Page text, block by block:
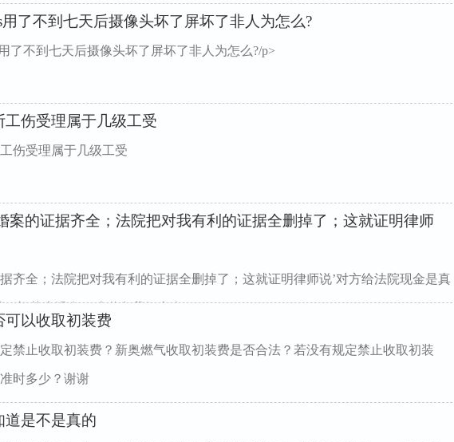
用了不到七天后摄像头坏了屏坏了非人为怎么?
了不到七天后摄像头坏了屏坏了非人为怎么?/p>
工伤受理属于几级工受
伤受理属于几级工受
案的证据齐全；法院把对我有利的证据全删掉了；这就证明律师
齐全；法院把对我有利的证据全删掉了；这就证明律师说’对方给法院现金是真
一根草也没有；难道在我们当今...
可以收取初装费
禁止收取初装费？新奥燃气收取初装费是否合法？若没有规定禁止收取初装
时多少？谢谢
道是不是真的